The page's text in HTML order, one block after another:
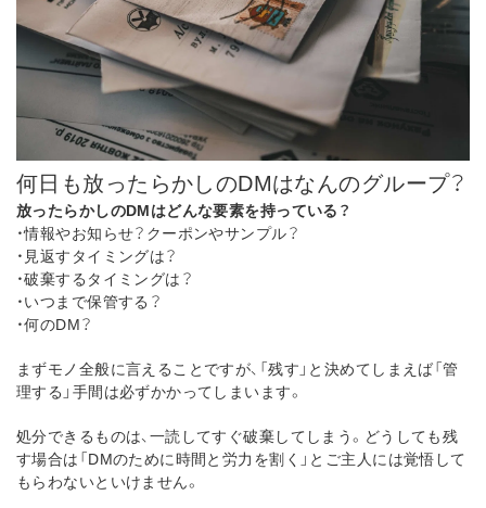
何日も放ったらかしのDMはなんのグループ？
放ったらかしのDMはどんな要素を持っている？
・情報やお知らせ？クーポンやサンプル？
・見返すタイミングは？
・破棄するタイミングは？
・いつまで保管する？
・何のDM？
まずモノ全般に言えることですが、「残す」と決めてしまえば「管
理する」手間は必ずかかってしまいます。
処分できるものは、一読してすぐ破棄してしまう。どうしても残
す場合は「DMのために時間と労力を割く」とご主人には覚悟して
もらわないといけません。